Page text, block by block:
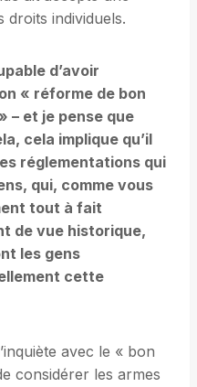
droits individuels.
d’avoir
« réforme de bon
– et je pense que
cela implique qu’il
réglementations qui
qui, comme vous
tout à fait
de vue historique,
les gens
cette
avec le « bon
considérer les armes